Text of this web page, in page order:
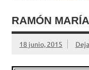
RAMÓN
18 junio, 2015